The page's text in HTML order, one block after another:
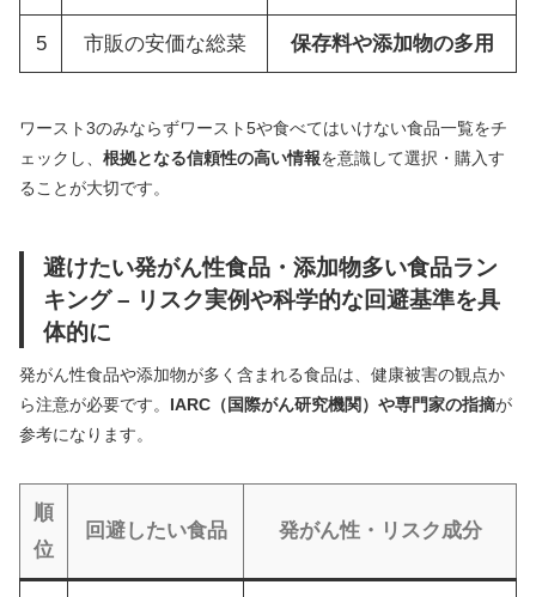
5 市販の安価な総菜 保存料や添加物の多用
ワースト3のみならずワースト5や食べてはいけない食品一覧をチ
ェックし、 根拠となる信頼性の高い情報を意識して選択・購入す
ることが大切です。
避けたい発がん性食品・添加物多い食品ラン
キング – リスク実例や科学的な回避基準を具
体的に
発がん性食品や添加物が多く含まれる食品は、健康被害の観点か
ら注意が必要です。 IARC（国際がん研究機関）や専門家の指摘が
参考になります。
順
位
回避したい食品 発がん性・リスク成分